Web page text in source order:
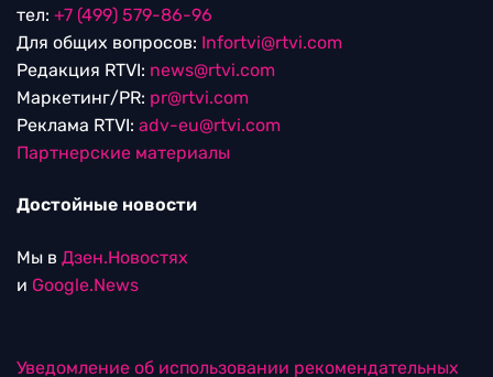
тел: +7 (499) 579-86-96
Для общих вопросов: Infortvi@rtvi.com
Редакция RTVI: news@rtvi.com
Маркетинг/PR: pr@rtvi.com
Реклама RTVI: adv-eu@rtvi.com
Партнерские материалы
Достойные новости
Мы в Дзен.Новостях
и Google.News
Уведомление об использовании рекомендательных